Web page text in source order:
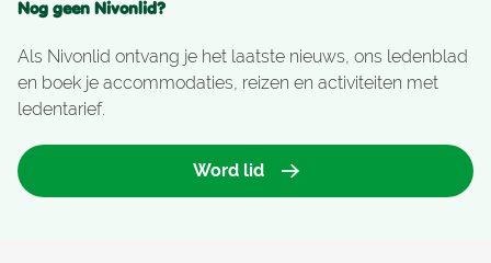
Nog geen Nivonlid?
Als Nivonlid ontvang je het laatste nieuws, ons ledenblad
en boek je accommodaties, reizen en activiteiten met
ledentarief.
Word lid